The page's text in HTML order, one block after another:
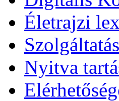
Életrajzi
Nyitva